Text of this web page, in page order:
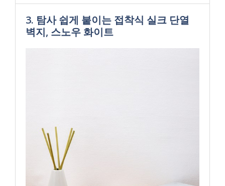
3. 탐사 쉽게 붙이는 접착식 실크 단열
벽지, 스노우 화이트